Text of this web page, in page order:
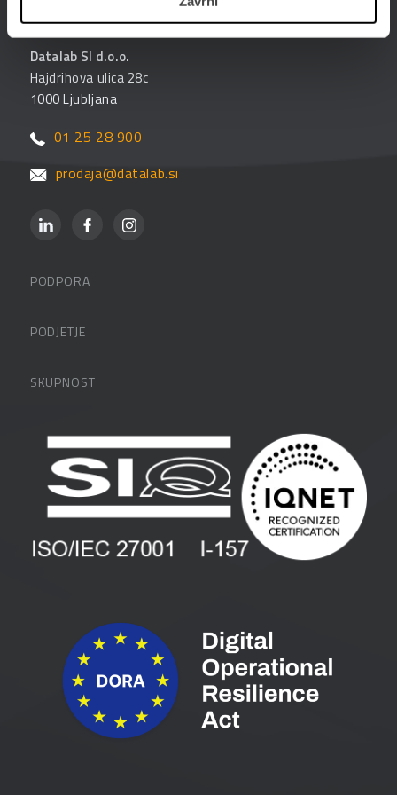
Datalab SI d.o.o.
Hajdrihova ulica 28c
1000 Ljubljana
01 25 28 900
prodaja@datalab.si
PODPORA
FAQ – pogosta vprašanja
PODJETJE
Zaposlitev
Vlagatelji
Pogoji in pogodbe
SKUPNOST
Blog
Spletni seminarji